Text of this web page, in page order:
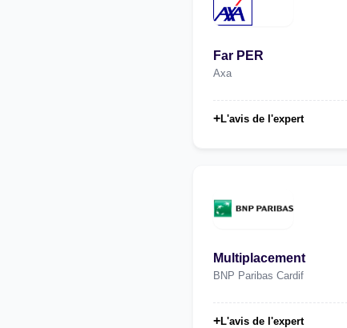
Far PER
Axa
+L'avis de l'expert
Multiplacement
BNP Paribas Cardif
+L'avis de l'expert